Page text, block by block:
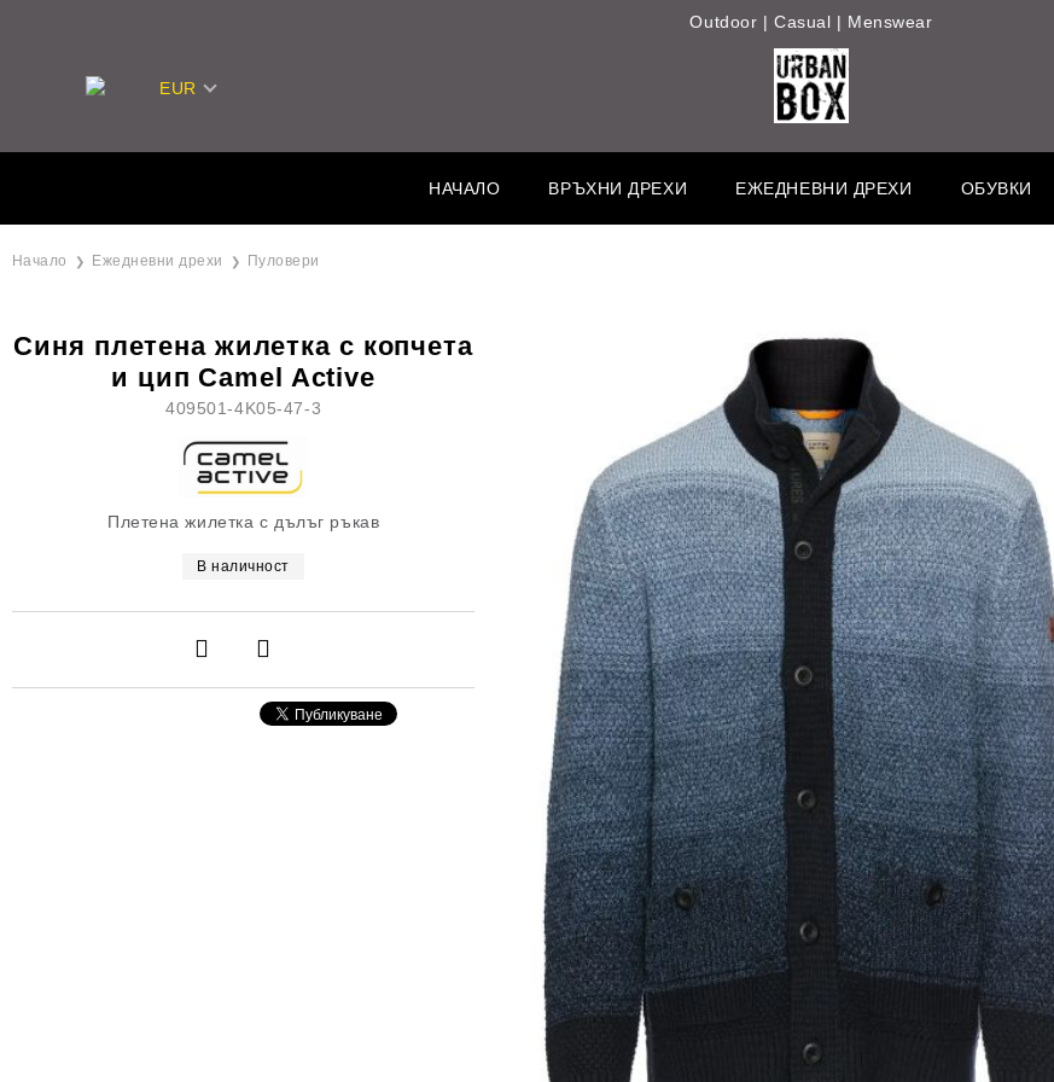
Outdoor | Casual | Menswear
EUR
НАЧАЛО ВРЪХНИ ДРЕХИ ЕЖЕДНЕВНИ ДРЕХИ ОБУВКИ
Начало Ежедневни дрехи Пуловери
Синя плетена жилетка с копчета
и цип Camel Active
409501-4K05-47-3
Плетена жилетка с дълъг ръкав
В наличност